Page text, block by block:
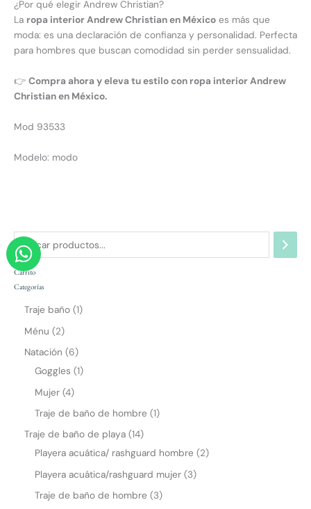
W
h
a
t
s
a
p
Carrito
Categorías
Traje baño 1
Ménu
2
Natación 6
Goggles 1
Mujer 4
Traje de baño de hombre 1
Traje de baño de playa 14
Playera acuática/ rashguard hombre
2
Playera acuática/rashguard mujer 3
Traje de baño de hombre 3
¿Por qué elegir Andrew Christian?
La ropa interior Andrew Christian en México es más que
moda: es una declaración de confianza y personalidad. Perfecta
para hombres que buscan comodidad sin perder sensualidad.
👉 Compra ahora y eleva tu estilo con ropa interior Andrew
Christian en México.
Mod 93533
Modelo: modo